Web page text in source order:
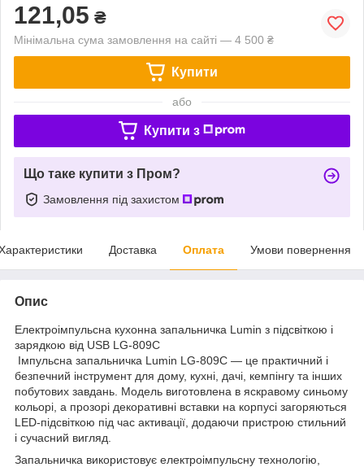
121,05 ₴
Мінімальна сума замовлення на сайті — 4 500 ₴
Купити
або
Купити з
Що таке купити з Пром?
Замовлення під захистом
Доставка Оплата Умови повернення
Опис
Електроімпульсна кухонна запальничка Lumin з підсвіткою і
зарядкою від USB LG-809C
Імпульсна запальничка Lumin LG-809C — це практичний і
безпечний інструмент для дому, кухні, дачі, кемпінгу та інших
побутових завдань. Модель виготовлена в яскравому синьому
кольорі, а прозорі декоративні вставки на корпусі загоряються
LED-підсвіткою під час активації, додаючи пристрою стильний
і сучасний вигляд.
Запальничка використовує електроімпульсну технологію,